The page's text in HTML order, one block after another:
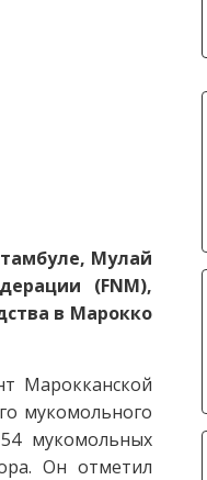
Мулай
(FNM),
в Марокко
Марокканской
мукомольного
мукомольных
Он отметил